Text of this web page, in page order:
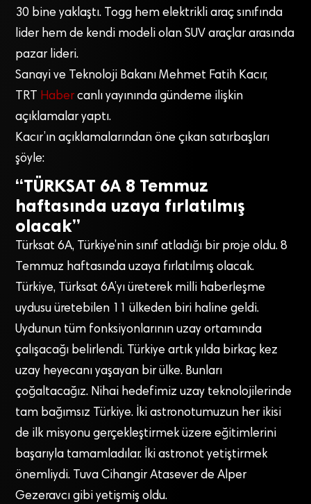
30 bine yaklaştı. Togg hem elektrikli araç sınıfında
lider hem de kendi modeli olan SUV araçlar arasında
pazar lideri.
Sanayi ve Teknoloji Bakanı Mehmet Fatih Kacır,
TRT Haber canlı yayınında gündeme ilişkin
açıklamalar yaptı.
Kacır’ın açıklamalarından öne çıkan satırbaşları
şöyle:
“TÜRKSAT 6A 8 Temmuz
haftasında uzaya fırlatılmış
olacak”
Türksat 6A, Türkiye’nin sınıf atladığı bir proje oldu. 8
Temmuz haftasında uzaya fırlatılmış olacak.
Türkiye, Türksat 6A’yı üreterek milli haberleşme
uydusu üretebilen 11 ülkeden biri haline geldi.
Uydunun tüm fonksiyonlarının uzay ortamında
çalışacağı belirlendi. Türkiye artık yılda birkaç kez
uzay heyecanı yaşayan bir ülke. Bunları
çoğaltacağız. Nihai hedefimiz uzay teknolojilerinde
tam bağımsız Türkiye. İki astronotumuzun her ikisi
de ilk misyonu gerçekleştirmek üzere eğitimlerini
başarıyla tamamladılar. İki astronot yetiştirmek
önemliydi. Tuva Cihangir Atasever de Alper
Gezeravcı gibi yetişmiş oldu.